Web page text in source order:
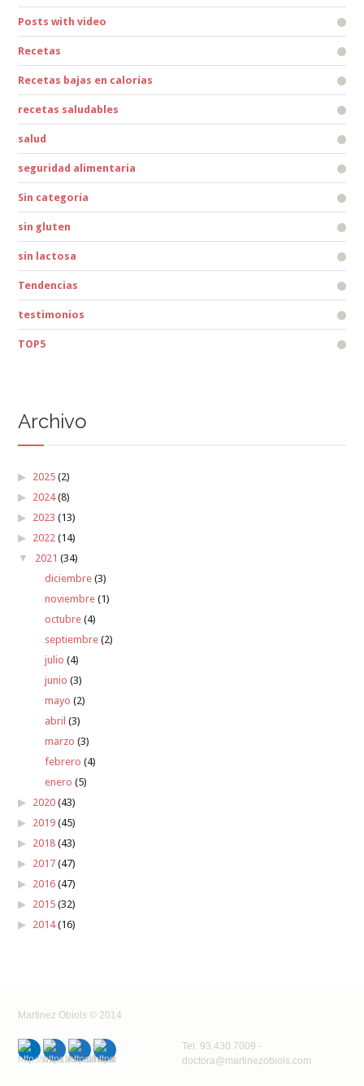
Posts with video
Recetas
Recetas bajas en calorías
recetas saludables
salud
seguridad alimentaria
Sin categoría
sin gluten
sin lactosa
Tendencias
testimonios
TOP5
Archivo
2025 (2)
2024(8)
2023 (13)
2022 (14)
2021 (34)
diciembre(3)
noviembre(1)
octubre(4)
septiembre(2)
julio (4)
junio (3)
mayo (2)
abril (3)
marzo (3)
febrero (4)
enero (5)
2020 (43)
2019 (45)
2018 (43)
2017 (47)
2016 (47)
2015 (32)
2014(16)
Martinez Obiols © 2014
Tel: 93.430.7009 -
doctora@martinezobiols.com